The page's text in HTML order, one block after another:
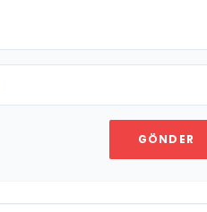
GÖNDER